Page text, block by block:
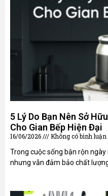
5 Lý Do Bạn Nên Sở
Cho Gian Bếp Hiện Đại
16/06/2026
Không có bình luận
Trong cuộc sống bận rộn
nhưng vẫn đảm bảo chất